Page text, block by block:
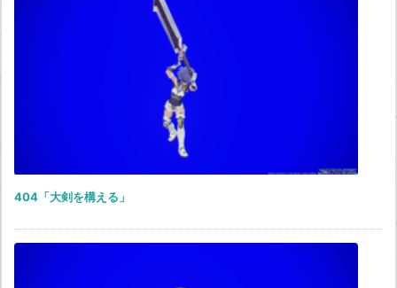
404「大剣を構える」